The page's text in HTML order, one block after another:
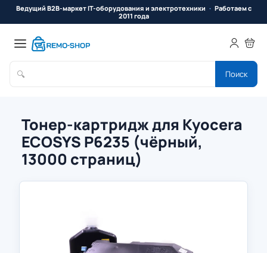
Ведущий B2B-маркет IT-оборудования и электротехники
Работаем с
2011 года
🔍 Поиск
Тонер-картридж для Kyocera
ECOSYS P6235 (чёрный,
13000 страниц)